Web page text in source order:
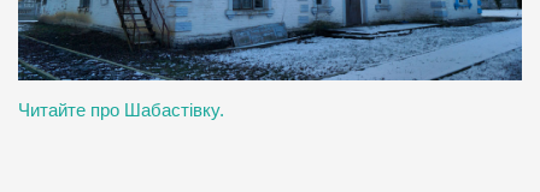
Читайте про Шабастівку.